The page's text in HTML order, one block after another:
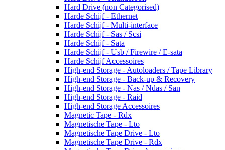
Hard Drive (non Categorised)
Harde Schijf - Ethernet
Harde Schijf - Multi-interface
Harde Schijf - Sas / Scsi
Harde Schijf - Sata
Harde Schijf - Usb / Firewire / E-sata
Harde Schijf Accessoires
High-end Storage - Autoloaders / Tape Library
High-end Storage - Back-up & Recovery
High-end Storage - Nas / Ndas / San
High-end Storage - Raid
High-end Storage Accessoires
Magnetic Tape - Rdx
Magnetische Tape - Lto
Magnetische Tape Drive - Lto
Magnetische Tape Drive - Rdx